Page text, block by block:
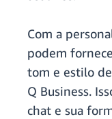
Com a
podem
tom e estilo
Q Business.
chat e sua